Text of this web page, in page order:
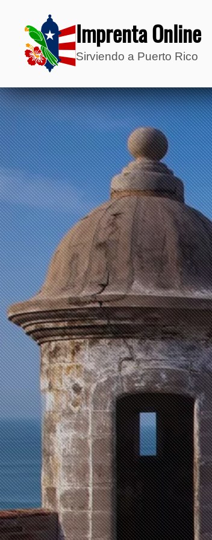
Imprenta Online
Sirviendo a Puerto Rico